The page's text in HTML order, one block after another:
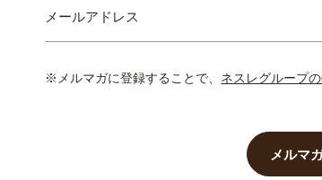
ニ
ュ
ー
レ
メールアドレス
※メルマガに登録することで、 ネスレグループ
メルマ